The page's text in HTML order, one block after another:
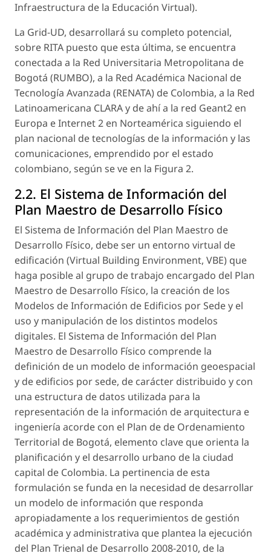
Infraestructura de la Educación Virtual).
La Grid-UD, desarrollará su completo potencial,
sobre RITA puesto que esta última, se encuentra
conectada a la Red Universitaria Metropolitana de
Bogotá (RUMBO), a la Red Académica Nacional de
Tecnología Avanzada (RENATA) de Colombia, a la Red
Latinoamericana CLARA y de ahí a la red Geant2 en
Europa e Internet 2 en Norteamérica siguiendo el
plan nacional de tecnologías de la información y las
comunicaciones, emprendido por el estado
colombiano, según se ve en la Figura 2.
2.2. El Sistema de Información del
Plan Maestro de Desarrollo Físico
El Sistema de Información del Plan Maestro de
Desarrollo Físico, debe ser un entorno virtual de
edificación (Virtual Building Environment, VBE) que
haga posible al grupo de trabajo encargado del Plan
Maestro de Desarrollo Físico, la creación de los
Modelos de Información de Edificios por Sede y el
uso y manipulación de los distintos modelos
digitales. El Sistema de Información del Plan
Maestro de Desarrollo Físico comprende la
definición de un modelo de información geoespacial
y de edificios por sede, de carácter distribuido y con
una estructura de datos utilizada para la
representación de la información de arquitectura e
ingeniería acorde con el Plan de de Ordenamiento
Territorial de Bogotá, elemento clave que orienta la
planificación y el desarrollo urbano de la ciudad
capital de Colombia. La pertinencia de esta
formulación se funda en la necesidad de desarrollar
un modelo de información que responda
apropiadamente a los requerimientos de gestión
académica y administrativa que plantea la ejecución
del Plan Trienal de Desarrollo 2008-2010, de la